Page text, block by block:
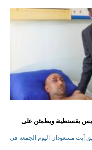
بقسنطينة ويطمئن على
آيت مسعودان اليوم الجمعة في